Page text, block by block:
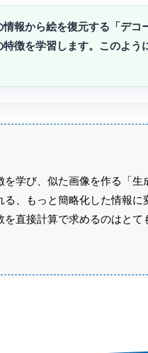
報から絵を復元する「デ
徴を学習します。このよ
学び、似た画像を作る「
、もっと簡略化した情報
直接計算で求めるのはと